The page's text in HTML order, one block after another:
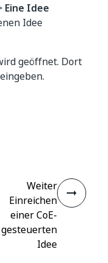
Eine Idee
Idee
geöffnet. Dort
Weiter
Einreichen
einer CoE-
gesteuerten
Idee